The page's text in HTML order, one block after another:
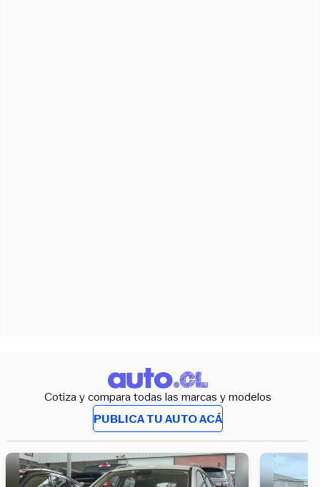
Cotiza y compara todas las marcas y modelos
PUBLICA TU AUTO ACÁ